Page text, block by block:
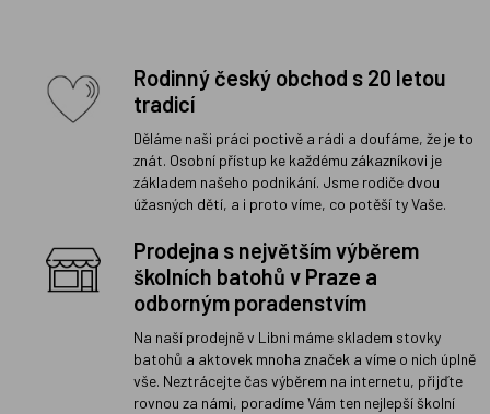
Rodinný český obchod s 20 letou
tradicí
Děláme naši práci poctivě a rádi a doufáme, že je to
znát. Osobní přístup ke každému zákazníkovi je
základem našeho podnikání. Jsme rodiče dvou
úžasných dětí, a i proto víme, co potěší ty Vaše.
Prodejna s největším výběrem
školních batohů v Praze a
odborným poradenstvím
Na naší prodejně v Libni máme skladem stovky
batohů a aktovek mnoha značek a víme o nich úplně
vše. Neztrácejte čas výběrem na internetu, přijďte
rovnou za námi, poradíme Vám ten nejlepší školní